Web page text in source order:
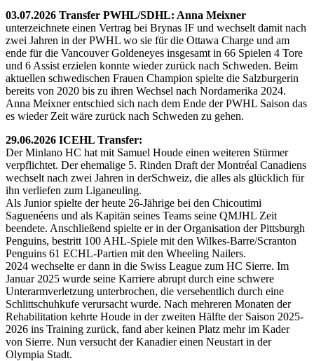
03.07.2026 Transfer PWHL/SDHL: Anna Meixner
unterzeichnete einen Vertrag bei Brynas IF und wechselt damit nach
zwei Jahren in der PWHL wo sie für die Ottawa Charge und am
ende für die Vancouver Goldeneyes insgesamt in 66 Spielen 4 Tore
und 6 Assist erzielen konnte wieder zurück nach Schweden. Beim
aktuellen schwedischen Frauen Champion spielte die Salzburgerin
bereits von 2020 bis zu ihren Wechsel nach Nordamerika 2024.
Anna Meixner entschied sich nach dem Ende der PWHL Saison das
es wieder Zeit wäre zurück nach Schweden zu gehen.
29.06.2026 ICEHL Transfer:
Der Minlano HC hat mit Samuel Houde einen weiteren Stürmer
verpflichtet. Der ehemalige 5. Rinden Draft der Montréal Canadiens
wechselt nach zwei Jahren in derSchweiz, die alles als glücklich für
ihn verliefen zum Liganeuling.
Als Junior spielte der heute 26-Jährige bei den Chicoutimi
Saguenéens und als Kapitän seines Teams seine QMJHL Zeit
beendete. Anschließend spielte er in der Organisation der Pittsburgh
Penguins, bestritt 100 AHL-Spiele mit den Wilkes-Barre/Scranton
Penguins 61 ECHL-Partien mit den Wheeling Nailers.
2024 wechselte er dann in die Swiss League zum HC Sierre. Im
Januar 2025 wurde seine Karriere abrupt durch eine schwere
Unterarmverletzung unterbrochen, die versehentlich durch eine
Schlittschuhkufe verursacht wurde. Nach mehreren Monaten der
Rehabilitation kehrte Houde in der zweiten Hälfte der Saison 2025-
2026 ins Training zurück, fand aber keinen Platz mehr im Kader
von Sierre. Nun versucht der Kanadier einen Neustart in der
Olympia Stadt.